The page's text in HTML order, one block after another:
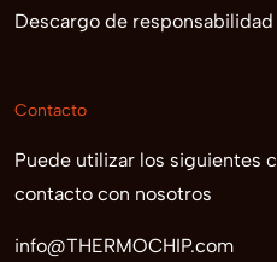
Descargo de responsabilidad
Contacto
Puede utilizar los siguientes
contacto con nosotros
info@THERMOCHIP.com